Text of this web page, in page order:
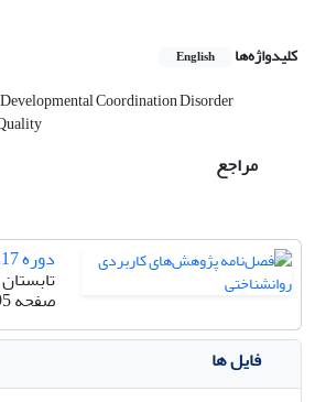
کلیدواژه‌ها English
Developmental Coordination Disorder
مراجع
دوره 17، شماره 2
تابستان 1405
صفحه
فایل ها